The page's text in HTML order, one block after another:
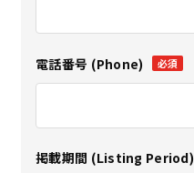
電話番号 (Phone) 必須
掲載期間 (Listing Period)